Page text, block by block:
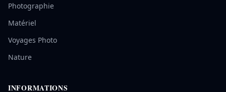
Photographie
Matériel
Voyages Photo
Nature
INFORMATIONS